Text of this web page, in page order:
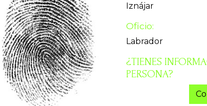
Iznájar
Oficio:
Labrador
¿TIENES
PERSONA?